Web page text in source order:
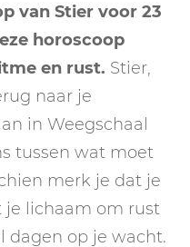
van Stier voor 23
horoscoop
en rust. Stier,
naar je
in Weegschaal
tussen wat moet
merk je dat je
je lichaam om rust
dagen op je wacht.